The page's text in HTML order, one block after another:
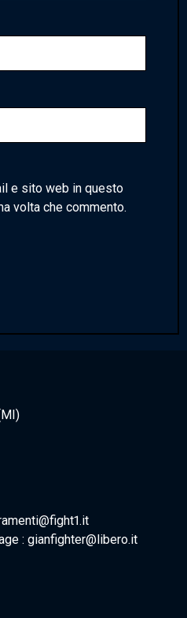
e sito web in questo
volta che commento.
: gianfighter@libero.it